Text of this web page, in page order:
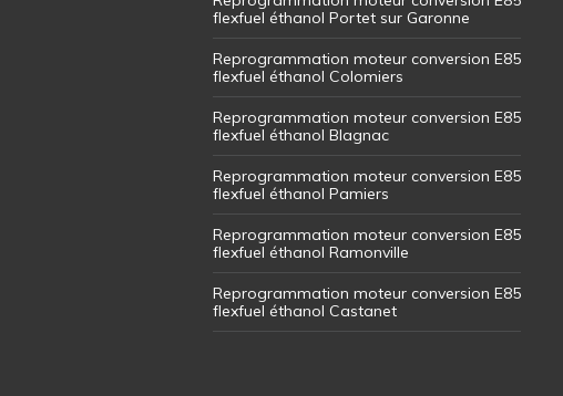
flexfuel éthanol Portet sur Garonne
Reprogrammation moteur conversion E85
flexfuel éthanol Colomiers
Reprogrammation moteur conversion E85
flexfuel éthanol Blagnac
Reprogrammation moteur conversion E85
flexfuel éthanol Pamiers
Reprogrammation moteur conversion E85
flexfuel éthanol Ramonville
Reprogrammation moteur conversion E85
flexfuel éthanol Castanet